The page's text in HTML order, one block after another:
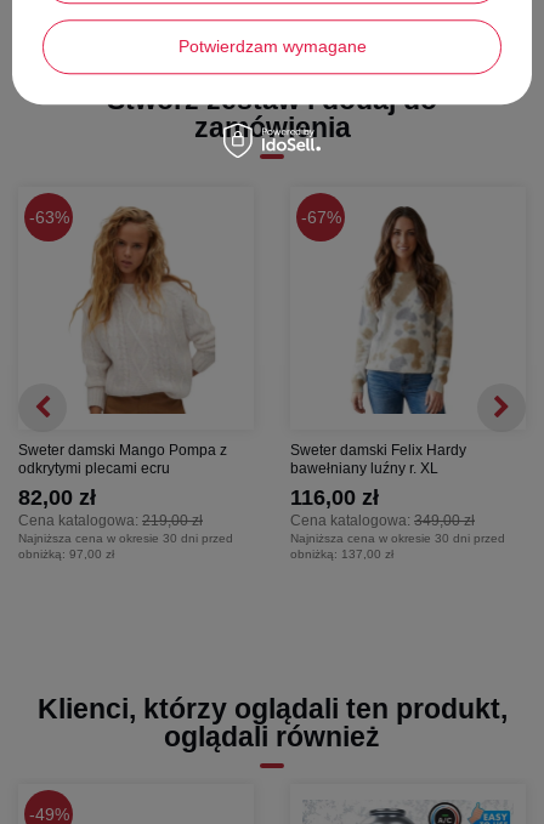
oraz wysokiej jakości splot żakardowy świadczą o luksusowym
rodowodzie produktu.
WYMIARY:
szerokość pod pachami - 44 cm
Stwórz zestaw i dodaj do
zamówienia
63%
Sweter damski Mango Pompa z
odkrytymi plecami ecru
Cena katalogowa: 219,00 zł
82,00 zł
Najniższa cena w okresie 30 dni przed
obniżką: 97,00 zł
67%
Sweter damski Felix Hardy
bawełniany luźny r. XL
Cena katalogowa: 349,00 zł
116,00 zł
Najniższa cena w okresie 30 dni przed
obniżką: 137,00 zł
Klienci, którzy oglądali ten produkt,
oglądali również
49%
Potwierdzam wymagane